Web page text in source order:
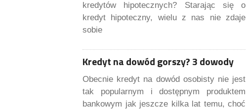
kredytów hipotecznych? Starając się o
kredyt hipoteczny, wielu z nas nie zdaje
sobie
Kredyt na dowód gorszy? 3 dowody
Obecnie kredyt na dowód osobisty nie jest
tak popularnym i dostępnym produktem
bankowym jak jeszcze kilka lat temu, choć